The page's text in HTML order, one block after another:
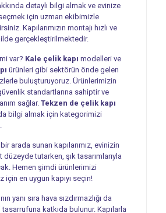
detaylı bilgi almak ve evinize
için uzman ekibimizle
Kapılarımızın montajı hızlı ve
gerçekleştirilmektedir.
var? Kale çelik kapı modelleri ve
ürünleri gibi sektörün önde gelen
buluşturuyoruz. Ürünlerimizin
standartlarına sahiptir ve
sağlar. Tekzen de çelik kapı
bilgi almak için kategorimizi
arada sunan kapılarımız, evinizin
tutarken, şık tasarımlarıyla
Hemen şimdi ürünlerimizi
için en uygun kapıyı seçin!
yanı sıra hava sızdırmazlığı da
katkıda bulunur. Kapılarla